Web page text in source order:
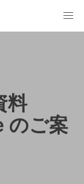
料
のご案